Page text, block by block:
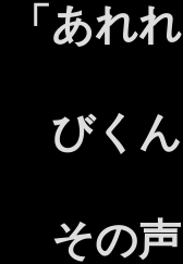
「あれ
びくん
その声